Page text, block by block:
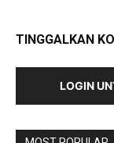
TINGGALKAN
LOGIN